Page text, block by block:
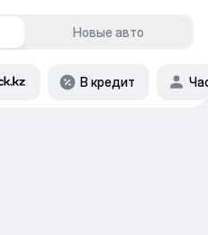
Новые авто
В кредит